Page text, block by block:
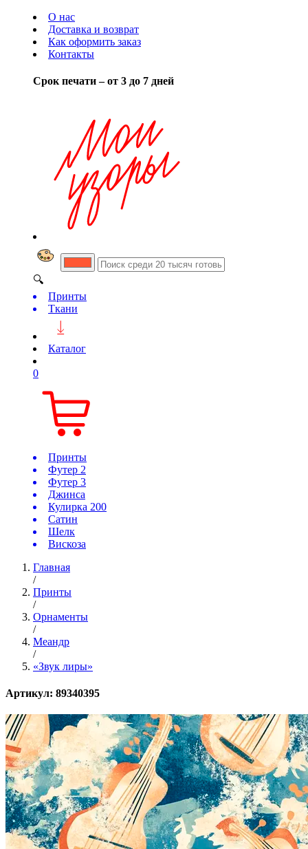
О нас
Доставка и возврат
Как оформить заказ
Контакты
Срок печати – от 3 до 7 дней
🔍
Принты
Ткани
Каталог
0
Принты
Футер 2
Футер 3
Джинса
Кулирка 200
Сатин
Шелк
Вискоза
Главная
/
Принты
/
Орнаменты
/
Меандр
/
«Звук лиры»
Артикул: 89340395